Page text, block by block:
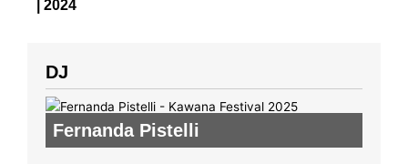
| 2024
DJ
Fernanda Pistelli